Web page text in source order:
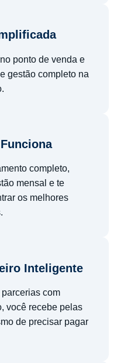
ponto de venda e
gestão completo na
completo,
mensal e te
os melhores
Inteligente
com
você recebe pelas
de precisar pagar